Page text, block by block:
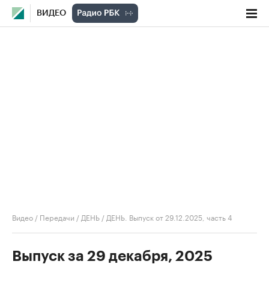
ВИДЕО
Видео / Передачи / ДЕНЬ / ДЕНЬ. Выпуск от 29.12.2025, часть 4
Выпуск за 29 декабря, 2025